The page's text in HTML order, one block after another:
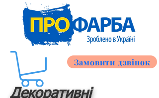
Замовити дзвінок
Декоративні